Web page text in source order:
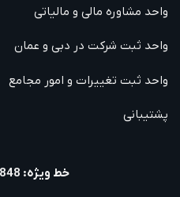
واحد مشاوره مالی و مالیاتی
واحد ثبت شرکت در دبی و عمان
واحد ثبت تغییرات و امور مجامع
پشتیبانی
خط ویژه: 22224848-021